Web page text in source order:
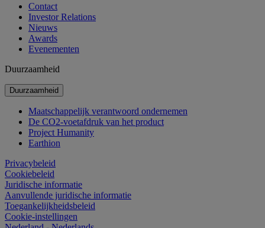
Contact
Investor Relations
Nieuws
Awards
Evenementen
Duurzaamheid
Duurzaamheid
Maatschappelijk verantwoord ondernemen
De CO2-voetafdruk van het product
Project Humanity
Earthion
Privacybeleid
Cookiebeleid
Juridische informatie
Aanvullende juridische informatie
Toegankelijkheidsbeleid
Cookie-instellingen